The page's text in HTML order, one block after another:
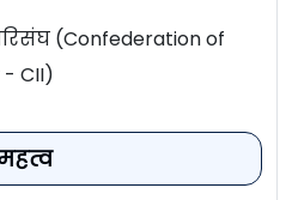
(Confederation of
- CII)